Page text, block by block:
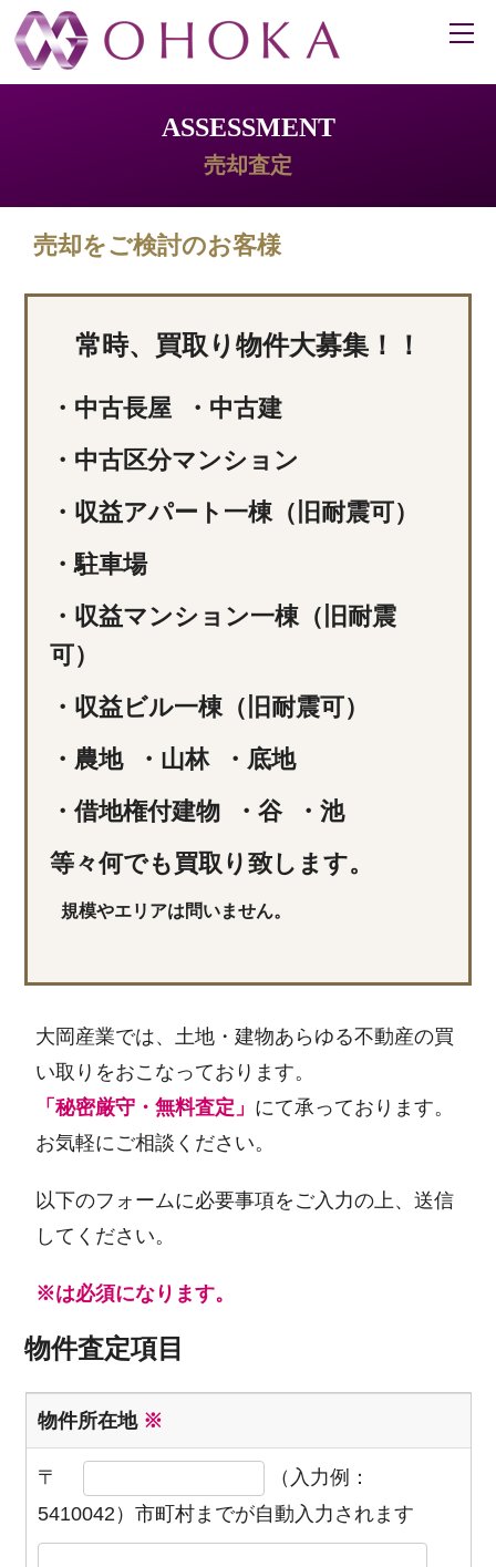
ASSESSMENT
売却査定
売却をご検討のお客様
常時、買取り物件大募集！！
・中古長屋
・中古建
・中古区分マンション
・収益アパート一棟（旧耐震可）
・駐車場
・収益マンション一棟（旧耐震
可）
・収益ビル一棟（旧耐震可）
・農地
・山林
・底地
・借地権付建物
・谷
・池
等々何でも買取り致します。
規模やエリアは問いません。
大岡産業では、土地・建物あらゆる不動産の買
い取りをおこなっております。
「秘密厳守・無料査定」 にて承っております。
お気軽にご相談ください。
以下のフォームに必要事項をご入力の上、送信
してください。
※は必須になります。
物件査定項目
物件所在地 ※
〒
（入力例：
5410042）市町村までが自動入力されます